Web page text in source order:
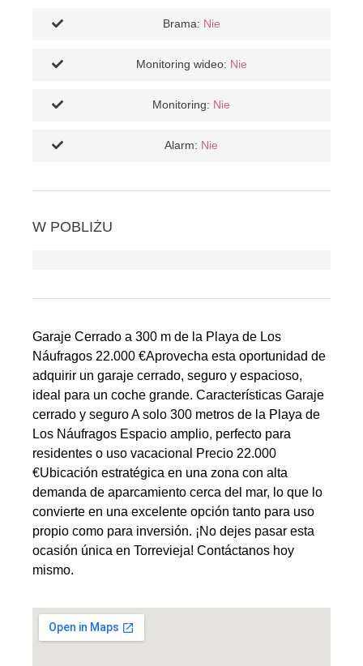
Brama: Nie
Monitoring wideo: Nie
Monitoring: Nie
Alarm: Nie
W POBLIŻU
Garaje Cerrado a 300 m de la Playa de Los
Náufragos 22.000 €Aprovecha esta oportunidad de
adquirir un garaje cerrado, seguro y espacioso,
ideal para un coche grande. Características Garaje
cerrado y seguro A solo 300 metros de la Playa de
Los Náufragos Espacio amplio, perfecto para
residentes o uso vacacional Precio 22.000
€Ubicación estratégica en una zona con alta
demanda de aparcamiento cerca del mar, lo que lo
convierte en una excelente opción tanto para uso
propio como para inversión. ¡No dejes pasar esta
ocasión única en Torrevieja! Contáctanos hoy
mismo.